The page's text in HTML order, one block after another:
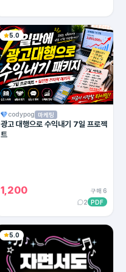
5.0
codypog 마케팅
광고 대행으로 수익내기 7일 프로젝
트
1,200
구매 6
2 PDF
5.0